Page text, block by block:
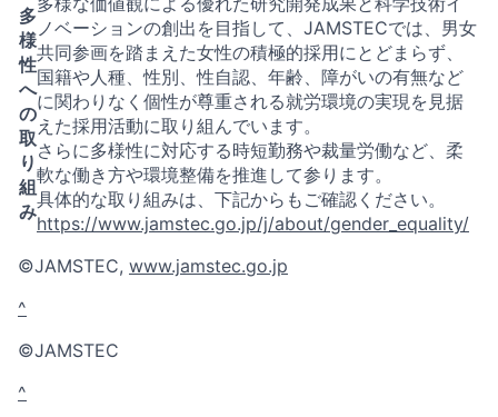
多
様
性
へ
の
取
り
組
み
ノベーションの創出を目指して、JAMSTECでは、男女
共同参画を踏まえた女性の積極的採用にとどまらず、
国籍や人種、性別、性自認、年齢、障がいの有無など
に関わりなく個性が尊重される就労環境の実現を見据
えた採用活動に取り組んでいます。
さらに多様性に対応する時短勤務や裁量労働など、柔
軟な働き方や環境整備を推進して参ります。
具体的な取り組みは、下記からもご確認ください。
https://www.jamstec.go.jp/j/about/gender_equality/
©JAMSTEC, www.jamstec.go.jp
^
©JAMSTEC
^